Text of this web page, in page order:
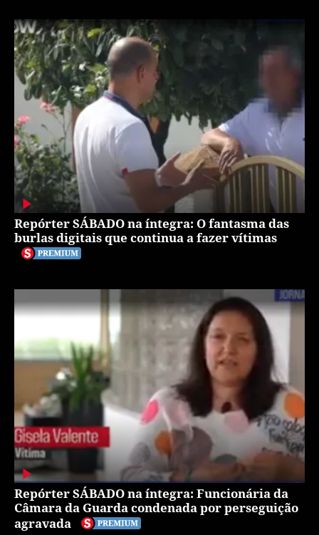
Repórter SÁBADO na íntegra: O fantasma das
burlas digitais que continua a fazer vítimas
Repórter SÁBADO na íntegra: Funcionária da
Câmara da Guarda condenada por perseguição
agravada